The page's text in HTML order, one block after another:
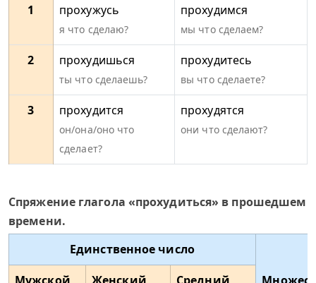
1
прохужусь
я что сделаю?
прохудимся
мы что сделаем?
2 прохудишься
ты что сделаешь?
прохудитесь
вы что сделаете?
3 прохудится
он/она/оно что
сделает?
прохудятся
они что сделают?
Спряжение глагола «прохудиться» в прошедшем
времени.
Единственное число